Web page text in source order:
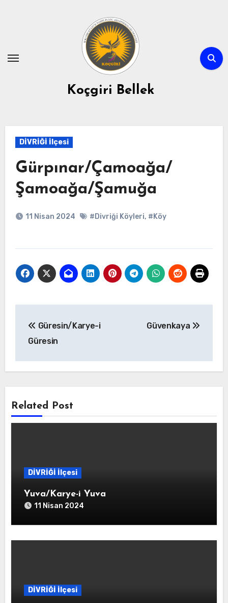
Koçgiri Bellek
DİVRİĞİ İlçesi
Gürpınar/Çamoağa/
Şamoağa/Şamuğa
11 Nisan 2024 #Divriği Köyleri, #Köy
gezinmesi
Güresin/Karye-i
Güresin
Güvenkaya
Related Post
DİVRİĞİ İlçesi
Yuva/Karye-i Yuva
11 Nisan 2024
DİVRİĞİ İlçesi